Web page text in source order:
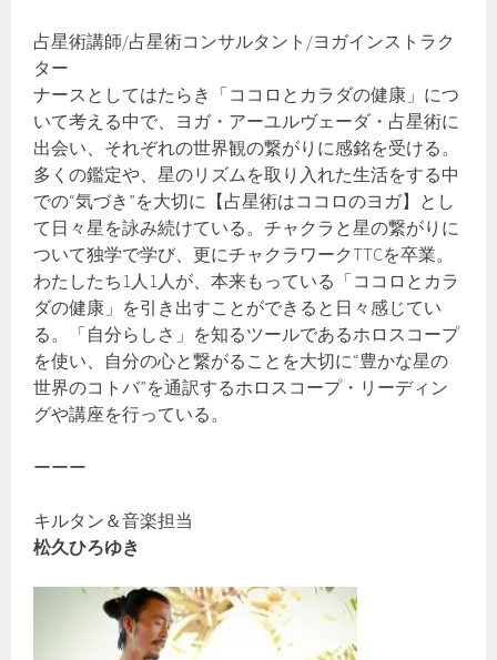
占星術講師/占星術コンサルタント/ヨガインストラク
ター
ナースとしてはたらき「ココロとカラダの健康」につ
いて考える中で、ヨガ・アーユルヴェーダ・占星術に
出会い、それぞれの世界観の繋がりに感銘を受ける。
多くの鑑定や、星のリズムを取り入れた生活をする中
での“気づき”を大切に【占星術はココロのヨガ】とし
て日々星を詠み続けている。チャクラと星の繋がりに
ついて独学で学び、更にチャクラワークTTCを卒業。
わたしたち1人1人が、本来もっている「ココロとカラ
ダの健康」を引き出すことができると日々感じてい
る。「自分らしさ」を知るツールであるホロスコープ
を使い、自分の心と繋がることを大切に“豊かな星の
世界のコトバ”を通訳するホロスコープ・リーディン
グや講座を行っている。
ーーー
キルタン＆音楽担当
松久ひろゆき